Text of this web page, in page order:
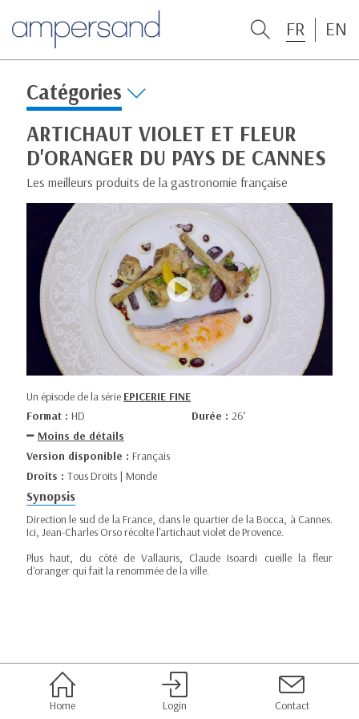
FR EN
Catégories
ARTICHAUT VIOLET ET FLEUR
D'ORANGER DU PAYS DE CANNES
Les meilleurs produits de la gastronomie française
Un épisode de la série EPICERIE FINE
Format : HD Durée : 26’
Moins de détails
Version disponible : Français
Droits : Tous Droits | Monde
Synopsis
Direction le sud de la France, dans le quartier de la Bocca, à Cannes.
Ici, Jean-Charles Orso récolte l'artichaut violet de Provence.
Plus haut, du côté de Vallauris, Claude Isoardi cueille la fleur
d'oranger qui fait la renommée de la ville.
Home Login Contact